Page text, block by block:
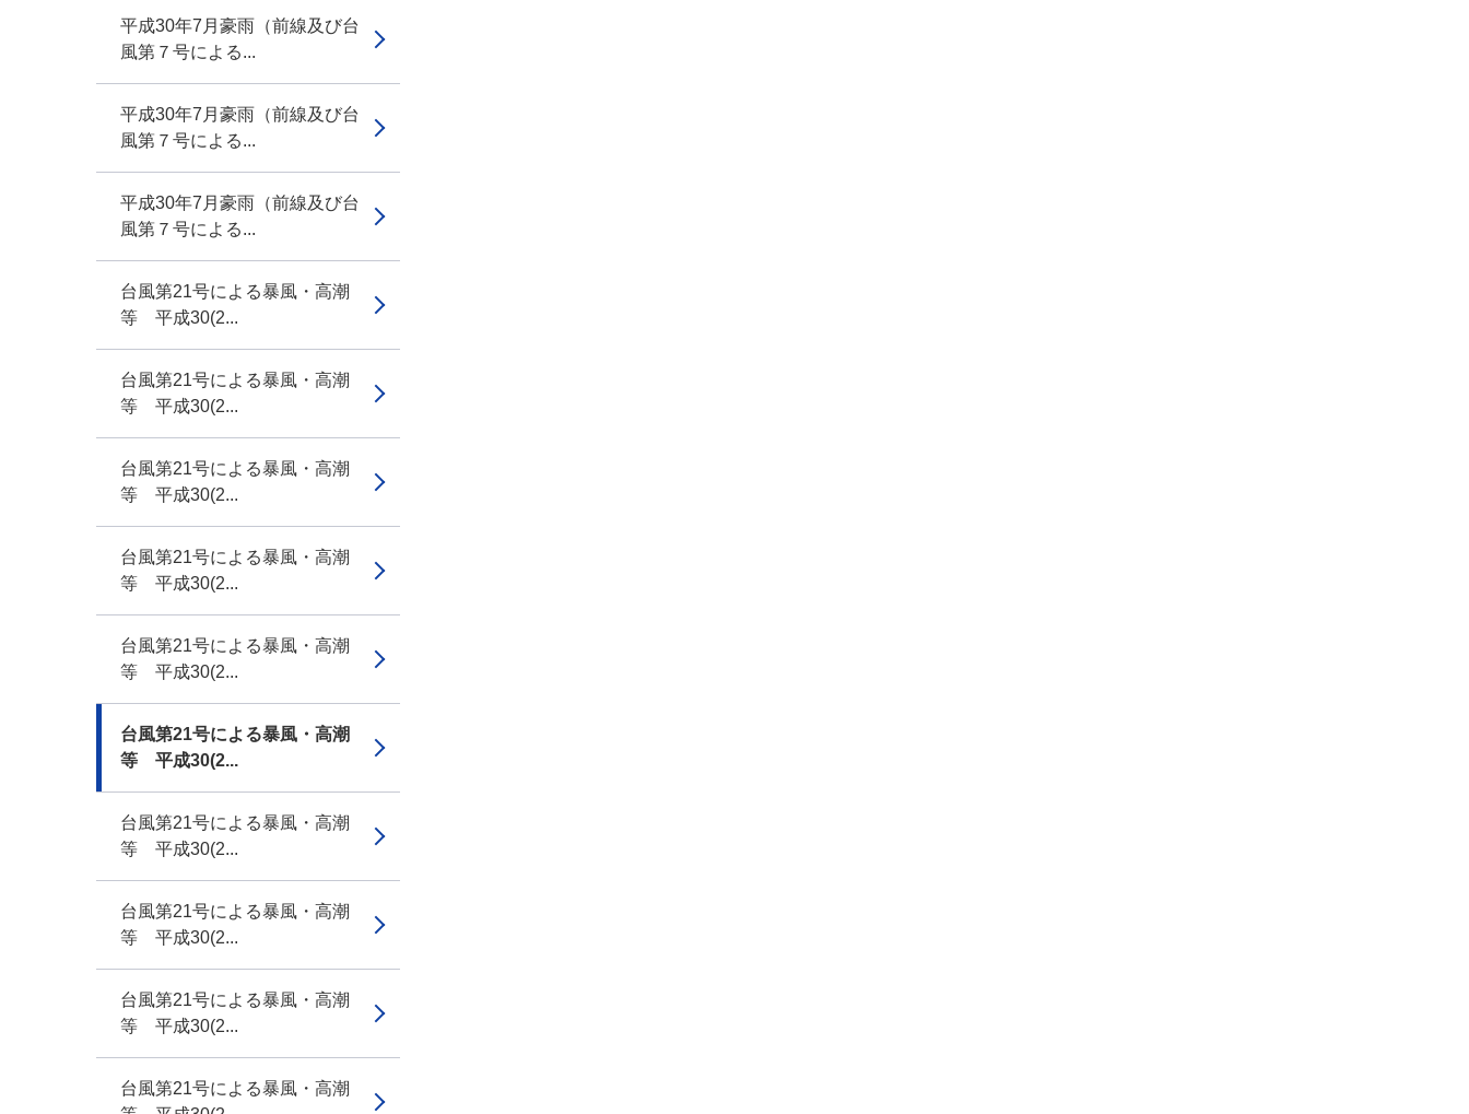
平成30年7月豪雨（前線及び台
風第７号による...
平成30年7月豪雨（前線及び台
風第７号による...
平成30年7月豪雨（前線及び台
風第７号による...
台風第21号による暴風・高潮
等 平成30(2...
台風第21号による暴風・高潮
等 平成30(2...
台風第21号による暴風・高潮
等 平成30(2...
台風第21号による暴風・高潮
等 平成30(2...
台風第21号による暴風・高潮
等 平成30(2...
台風第21号による暴風・高潮
等 平成30(2...
台風第21号による暴風・高潮
等 平成30(2...
台風第21号による暴風・高潮
等 平成30(2...
台風第21号による暴風・高潮
等 平成30(2...
台風第21号による暴風・高潮